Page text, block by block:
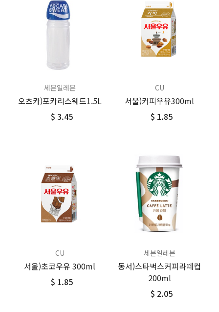
세븐일레븐
오츠카)포카리스웨트1.5L
$ 3.45
CU
서울)커피우유300ml
$ 1.85
CU
서울)초코우유 300ml
$ 1.85
세븐일레븐
동서)스타벅스커피라떼컵
200ml
$ 2.05